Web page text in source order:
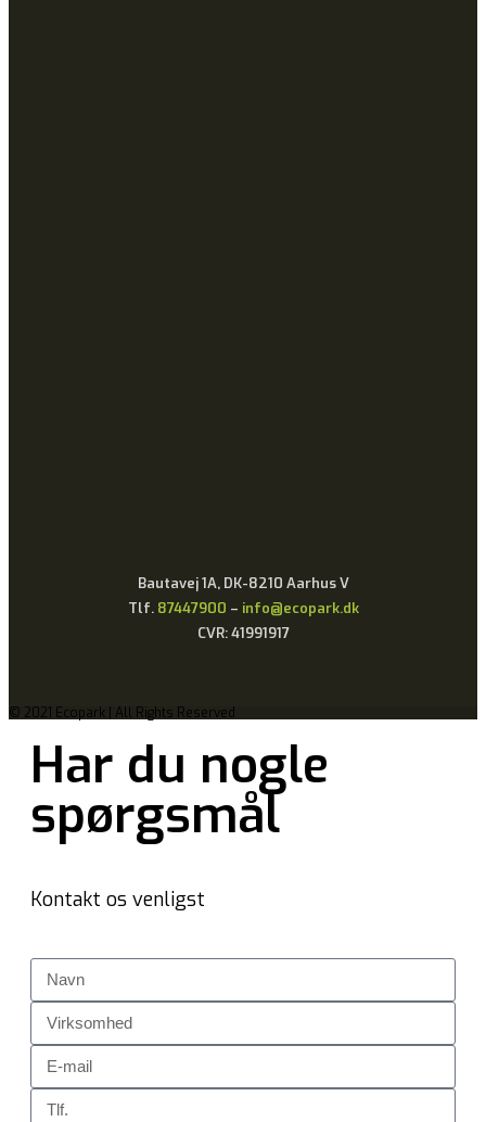
Bautavej 1A, DK-8210 Aarhus V
Tlf. 87447900 – info@ecopark.dk
CVR: 41991917
© 2021 Ecopark | All Rights Reserved
Har du nogle
spørgsmål
Kontakt os venligst